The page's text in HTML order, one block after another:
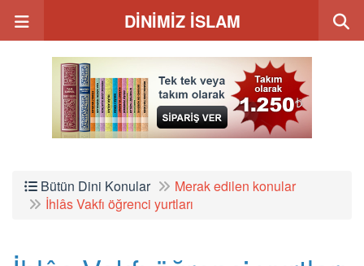
DİNİMİZ İSLAM
Bütün Dini Konular
Merak edilen konular
İhlâs Vakfı öğrenci yurtları